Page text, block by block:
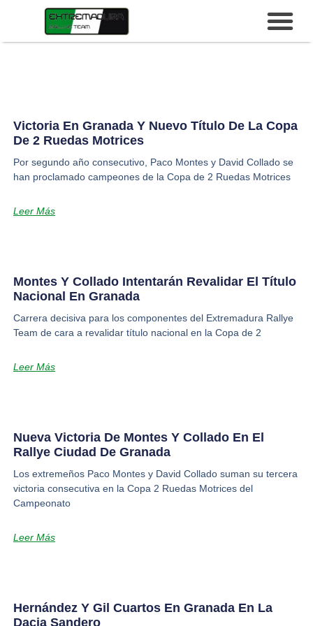
Victoria En Granada Y Nuevo Título De La Copa
De 2 Ruedas Motrices
Por segundo año consecutivo, Paco Montes y David Collado se
han proclamado campeones de la Copa de 2 Ruedas Motrices
Leer Más
Montes Y Collado Intentarán Revalidar El Título
Nacional En Granada
Carrera decisiva para los componentes del Extremadura Rallye
Team de cara a revalidar título nacional en la Copa de 2
Leer Más
Nueva Victoria De Montes Y Collado En El
Rallye Ciudad De Granada
Los extremeños Paco Montes y David Collado suman su tercera
victoria consecutiva en la Copa 2 Ruedas Motrices del
Campeonato
Leer Más
Hernández Y Gil Cuartos En Granada En La
Dacia Sandero